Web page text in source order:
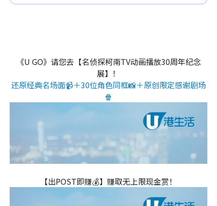
《U GO》请您去【名侦探柯南TV动画播放30周年纪念
展】！
还原经典名场面📹＋30位角色同框📸＋原创限定感谢剧场
🍿
【出POST即赚💰】赚取无上限现金赏！